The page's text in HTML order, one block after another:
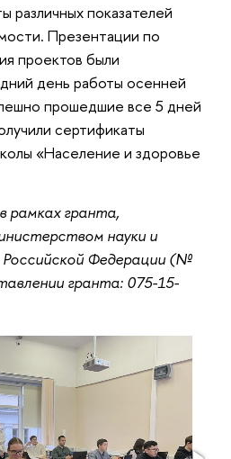
различных показателей
Презентации по
проектов были
день работы осенней
прошедшие все 5 дней
сертификаты
«Население и здоровье
рамках гранта,
науки и
Российской Федерации (№
гранта: 075-15-